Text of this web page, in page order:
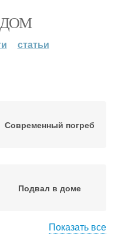
статьи
Современный погреб
Подвал в доме
Показать все